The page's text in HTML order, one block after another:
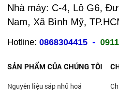
Nhà máy: C-4, Lô G6,
Nam, Xã Bình Mỹ,
Hotline: 0868304415 -
SẢN PHẨM CỦA CHÚNG TÔI
Nguyên liệu sáp nhũ hoá